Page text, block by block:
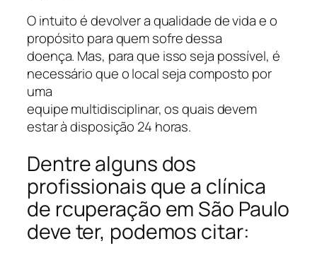
O intuito é devolver a qualidade de vida e o
propósito para quem sofre dessa
doença. Mas, para que isso seja possível, é
necessário que o local seja composto por
uma
equipe multidisciplinar, os quais devem
estar à disposição 24 horas.
Dentre alguns dos
profissionais que a clínica
de rcuperação em São Paulo
deve ter, podemos citar: